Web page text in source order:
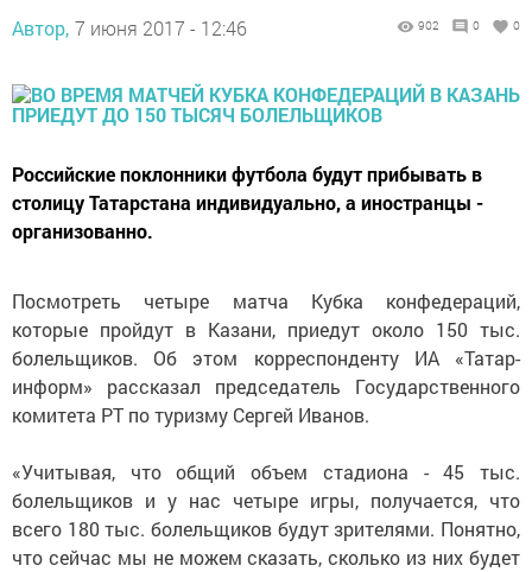
Автор, 7 июня 2017 - 12:46 902 0 0
Российские поклонники футбола будут прибывать в
столицу Татарстана индивидуально, а иностранцы -
организованно.
Посмотреть четыре матча Кубка конфедераций,
которые пройдут в Казани, приедут около 150 тыс.
болельщиков. Об этом корреспонденту ИА «Татар-
информ» рассказал председатель Государственного
комитета РТ по туризму Сергей Иванов.
«Учитывая, что общий объем стадиона - 45 тыс.
болельщиков и у нас четыре игры, получается, что
всего 180 тыс. болельщиков будут зрителями. Понятно,
что сейчас мы не можем сказать, сколько из них будет